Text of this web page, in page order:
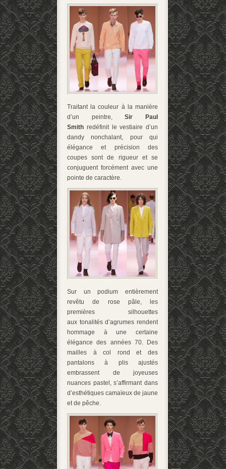
Traitant la couleur à la manière
d’un peintre,Sir Paul
Smith redéfinit le vestiaire d’un
dandy nonchalant, pour qui
élégance et précision des
coupes sont de rigueur et se
conjuguent forcément avec une
pointe de caractère.
Sur un podium entièrement
revêtu de rose pâle, les
premières silhouettes
aux tonalités d’agrumes rendent
hommage à une certaine
élégance des années 70. Des
mailles à col rond et des
pantalons à plis ajustés
embrassent de joyeuses
nuances pastel, s’affirmant dans
d’esthétiques camaïeux de jaune
et de pêche.